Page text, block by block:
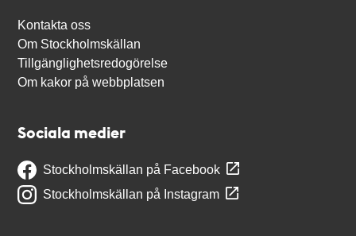
Kontakta oss
Om Stockholmskällan
Tillgänglighetsredogörelse
Om kakor på webbplatsen
Sociala medier
Stockholmskällan på Facebook
Stockholmskällan på Instagram